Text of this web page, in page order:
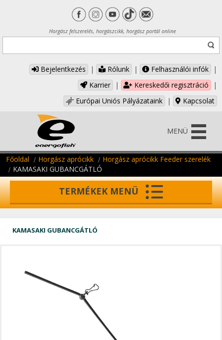
Horgász felszerelés, horgászcikk, horgász portál online
Bejelentkezés | Rólunk | Felhasználói infók
|
Karrier
| Kereskedői regisztráció
|
Európai Uniós Pályázataink
| Kapcsolat
MENÜ
Főoldal Horgász aprócikk
Horgász aprócikk Feeder szerelék
KAMASAKI GUBANCGÁTLÓ
TERMÉKEK MENÜ
KAMASAKI GUBANCGÁTLÓ